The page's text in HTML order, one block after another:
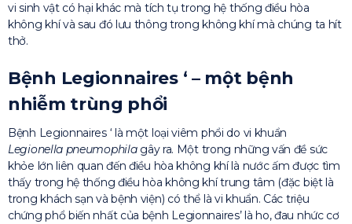
vi sinh vật có hại khác mà tích tụ trong hệ thống điều hòa
không khí và sau đó lưu thông trong không khí mà chúng ta hít
thở.
Bệnh Legionnaires ‘ – một bệnh
nhiễm trùng phổi
Bệnh Legionnaires ‘ là một loại viêm phổi do vi khuẩn
Legionella pneumophila gây ra. Một trong những vấn đề sức
khỏe lớn liên quan đến điều hòa không khí là nước ấm được tìm
thấy trong hệ thống điều hòa không khí trung tâm (đặc biệt là
trong khách sạn và bệnh viện) có thể là vi khuẩn. Các triệu
chứng phổ biến nhất của bệnh Legionnaires’ là ho, đau nhức cơ